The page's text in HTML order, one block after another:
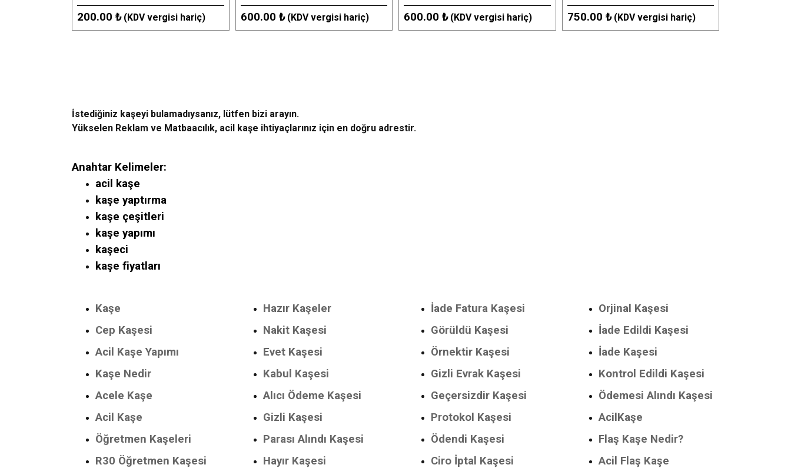
200.00 ₺ (KDV vergisi hariç) 600.00 ₺ (KDV vergisi hariç) 600.00 ₺ (KDV vergisi hariç) 750.00 ₺ (KDV vergisi hariç)
İstediğiniz kaşeyi bulamadıysanız, lütfen bizi arayın.
Yükselen Reklam ve Matbaacılık, acil kaşe ihtiyaçlarınız için en doğru adrestir.
Anahtar Kelimeler:
acil kaşe
kaşe yaptırma
kaşe çeşitleri
kaşe yapımı
kaşeci
kaşe fiyatları
Kaşe
Cep Kaşesi
Acil Kaşe Yapımı
Kaşe Nedir
Acele Kaşe
Acil Kaşe
Öğretmen Kaşeleri
R30 Öğretmen Kaşesi
Hazır Kaşeler
Nakit Kaşesi
Evet Kaşesi
Kabul Kaşesi
Alıcı Ödeme Kaşesi
Gizli Kaşesi
Parası Alındı Kaşesi
Hayır Kaşesi
İade Fatura Kaşesi
Görüldü Kaşesi
Örnektir Kaşesi
Gizli Evrak Kaşesi
Geçersizdir Kaşesi
Protokol Kaşesi
Ödendi Kaşesi
Ciro İptal Kaşesi
Orjinal Kaşesi
İade Edildi Kaşesi
İade Kaşesi
Kontrol Edildi Kaşesi
Ödemesi Alındı Kaşesi
AcilKaşe
Flaş Kaşe Nedir?
Acil Flaş Kaşe